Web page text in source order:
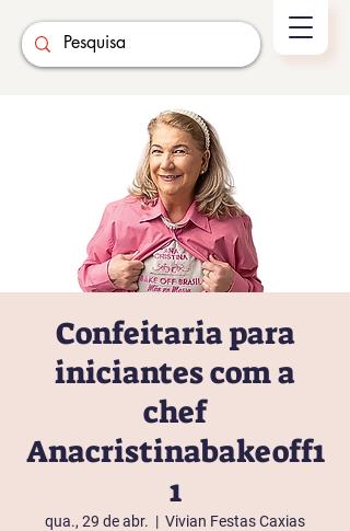
Confeitaria para
iniciantes com a
chef
Anacristinabakeoff1
1
qua., 29 de abr.
  |
Vivian Festas Caxias